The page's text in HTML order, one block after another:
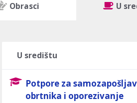
Obrasci U
U središtu
Potpore za
obrtnika i oporezivanje